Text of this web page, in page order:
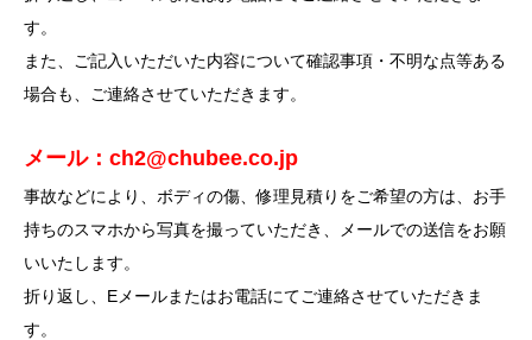
す。
また、ご記入いただいた内容について確認事項・不明な点等ある
場合も、ご連絡させていただきます。
メール：ch2@chubee.co.jp
事故などにより、ボディの傷、修理見積りをご希望の方は、お手
持ちのスマホから写真を撮っていただき、メールでの送信をお願
いいたします。
折り返し、Eメールまたはお電話にてご連絡させていただきま
す。